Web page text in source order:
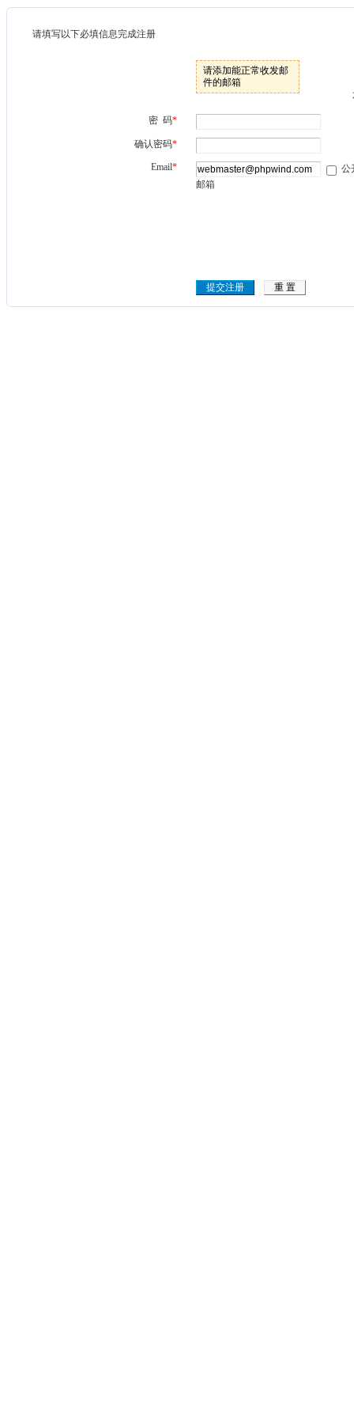
请填写以下必填信息完成注册
请添加能正常收发邮
件的邮箱
密 码*
确认密码*
Email*
公
邮箱